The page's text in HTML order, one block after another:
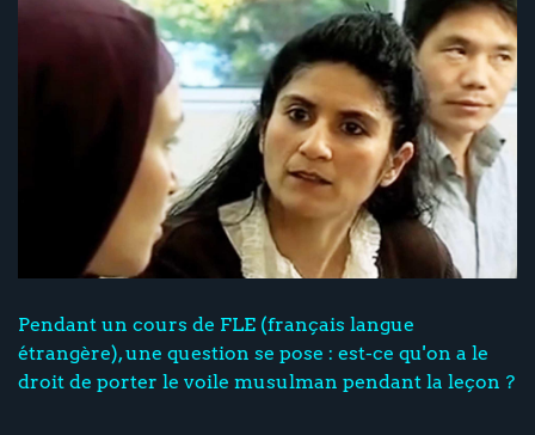
Pendant un cours de FLE (français langue
étrangère), une question se pose : est-ce qu'on a le
droit de porter le voile musulman pendant la leçon ?